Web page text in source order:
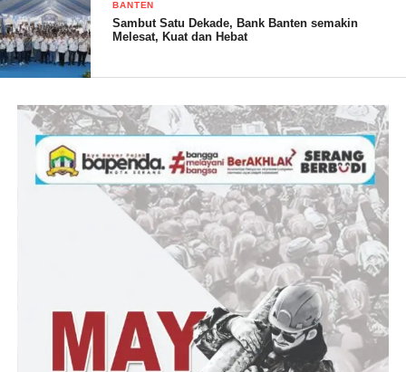
Hadir pada kegiatan tersebut, Sekretaris Daerah Suaidi beserta
bagian, tim pendamping serta zoom miting yang di ikuti
beberapa OPD dan camat se-Kabupaten tanggamus. ADV
Post Views: 16
BANTEN
Sambut Satu Dekade, Bank Banten semakin
Melesat, Kuat dan Hebat